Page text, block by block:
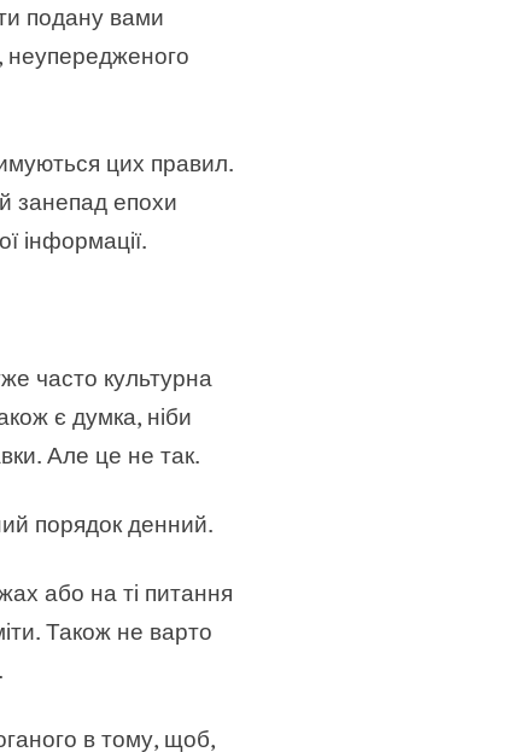
подану вами
неупередженого
цих правил.
занепад епохи
інформації.
часто культурна
є думка, ніби
Але це не так.
порядок денний.
або на ті питання
Також не варто
в тому, щоб,